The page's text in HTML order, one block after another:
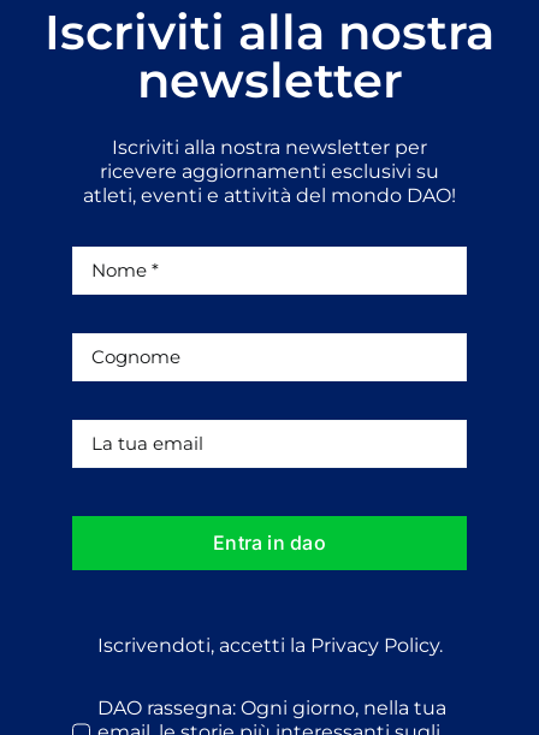
Iscriviti alla nostra
newsletter
Iscriviti alla nostra newsletter per
ricevere aggiornamenti esclusivi su
atleti, eventi e attività del mondo DAO!
Entra in dao
Iscrivendoti, accetti la Privacy Policy.
DAO rassegna: Ogni giorno, nella tua